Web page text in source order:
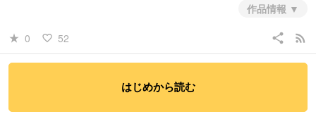
作品情報
star_rate 0 favorite_border 52 share rss_feed
はじめから読む